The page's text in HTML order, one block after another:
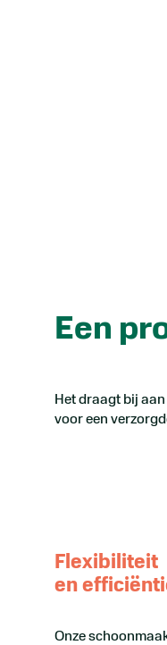
Een
Het draagt bij
voor een
Flexibiliteit
en
Onze